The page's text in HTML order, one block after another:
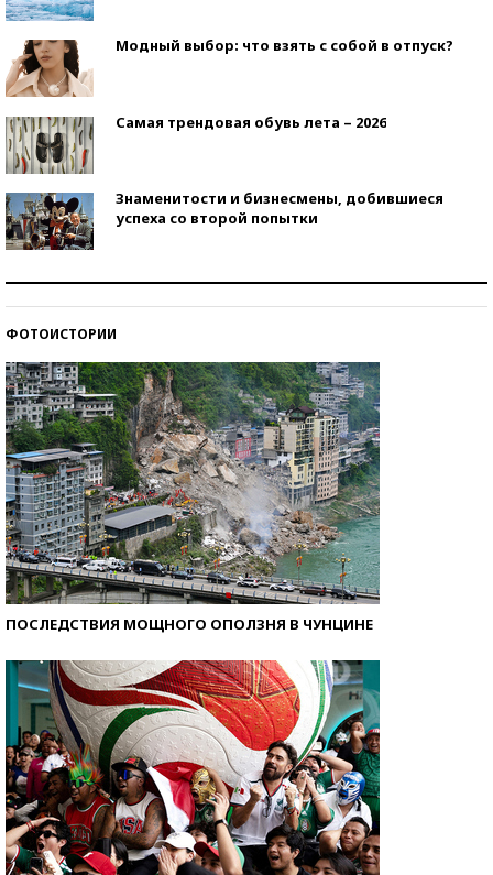
Модный выбор: что взять с собой в отпуск?
Самая трендовая обувь лета – 2026
Знаменитости и бизнесмены, добившиеся
успеха со второй попытки
ФОТОИСТОРИИ
ПОСЛЕДСТВИЯ МОЩНОГО ОПОЛЗНЯ В ЧУНЦИНЕ